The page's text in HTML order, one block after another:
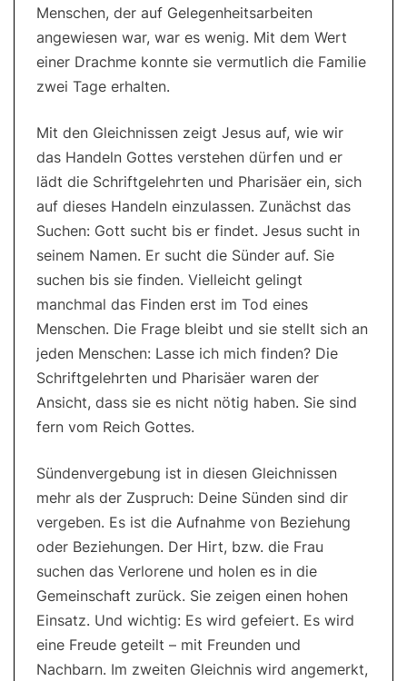
Menschen, der auf Gelegenheitsarbeiten
angewiesen war, war es wenig. Mit dem Wert
einer Drachme konnte sie vermutlich die Familie
zwei Tage erhalten.
Mit den Gleichnissen zeigt Jesus auf, wie wir
das Handeln Gottes verstehen dürfen und er
lädt die Schriftgelehrten und Pharisäer ein, sich
auf dieses Handeln einzulassen. Zunächst das
Suchen: Gott sucht bis er findet. Jesus sucht in
seinem Namen. Er sucht die Sünder auf. Sie
suchen bis sie finden. Vielleicht gelingt
manchmal das Finden erst im Tod eines
Menschen. Die Frage bleibt und sie stellt sich an
jeden Menschen: Lasse ich mich finden? Die
Schriftgelehrten und Pharisäer waren der
Ansicht, dass sie es nicht nötig haben. Sie sind
fern vom Reich Gottes.
Sündenvergebung ist in diesen Gleichnissen
mehr als der Zuspruch: Deine Sünden sind dir
vergeben. Es ist die Aufnahme von Beziehung
oder Beziehungen. Der Hirt, bzw. die Frau
suchen das Verlorene und holen es in die
Gemeinschaft zurück. Sie zeigen einen hohen
Einsatz. Und wichtig: Es wird gefeiert. Es wird
eine Freude geteilt – mit Freunden und
Nachbarn. Im zweiten Gleichnis wird angemerkt,